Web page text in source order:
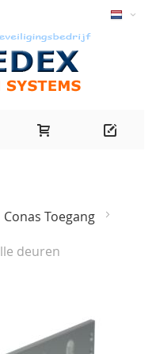
Conas Toegang
deuren